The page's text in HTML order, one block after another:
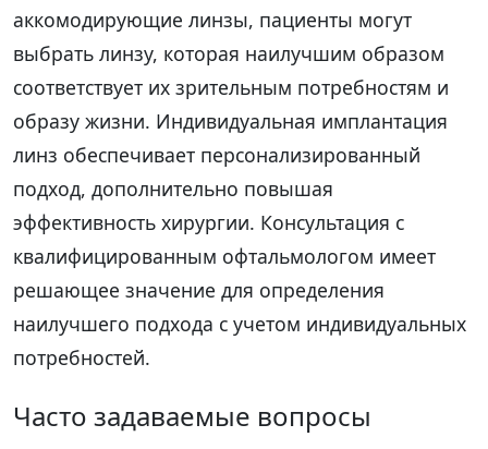
аккомодирующие линзы, пациенты могут
выбрать линзу, которая наилучшим образом
соответствует их зрительным потребностям и
образу жизни. Индивидуальная имплантация
линз обеспечивает персонализированный
подход, дополнительно повышая
эффективность хирургии. Консультация с
квалифицированным офтальмологом имеет
решающее значение для определения
наилучшего подхода с учетом индивидуальных
потребностей.
Часто задаваемые вопросы